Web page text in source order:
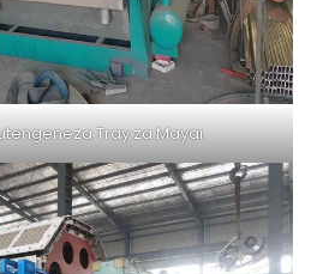
Tray za Mayai